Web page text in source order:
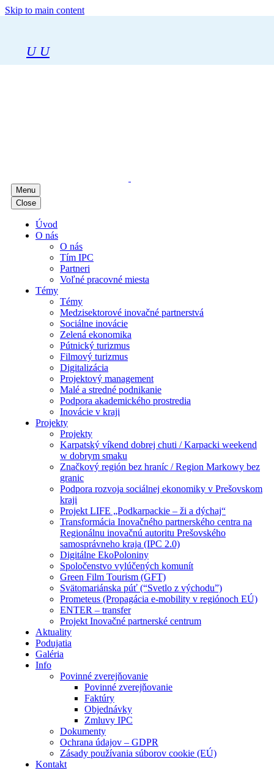
Skip to main content
U U
Menu
Close
Úvod
O nás
O nás
Tím IPC
Partneri
Voľné pracovné miesta
Témy
Témy
Medzisektorové inovačné partnerstvá
Sociálne inovácie
Zelená ekonomika
Pútnický turizmus
Filmový turizmus
Digitalizácia
Projektový management
Malé a stredné podnikanie
Podpora akademického prostredia
Inovácie v kraji
Projekty
Projekty
Karpatský víkend dobrej chuti / Karpacki weekend
w dobrym smaku
Značkový región bez hraníc / Region Markowy bez
granic
Podpora rozvoja sociálnej ekonomiky v Prešovskom
kraji
Projekt LIFE „Podkarpackie – ži a dýchaj“
Transformácia Inovačného partnerského centra na
Regionálnu inovačnú autoritu Prešovského
samosprávneho kraja (IPC 2.0)
Digitálne EkoPoloniny
Spoločenstvo vylúčených komunít
Green Film Tourism (GFT)
Svätomariánska púť (“Svetlo z východu”)
Prometeus (Propagácia e-mobility v regiónoch EÚ)
ENTER – transfer
Projekt Inovačné partnerské centrum
Aktuality
Podujatia
Galéria
Info
Povinné zverejňovanie
Povinné zverejňovanie
Faktúry
Objednávky
Zmluvy IPC
Dokumenty
Ochrana údajov – GDPR
Zásady používania súborov cookie (EÚ)
Kontakt